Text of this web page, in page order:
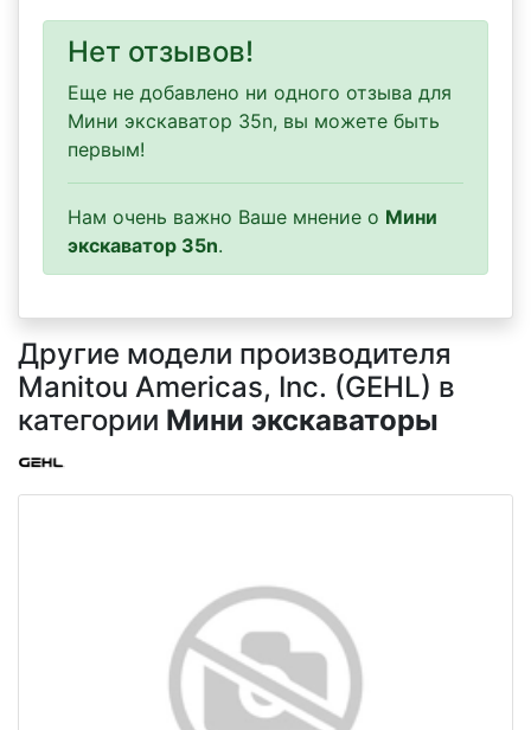
Нет отзывов!
Еще не добавлено ни одного отзыва для
Мини экскаватор 35n, вы можете быть
первым!
Нам очень важно Ваше мнение о Мини
экскаватор 35n.
Другие модели производителя
Manitou Americas, Inc. (GEHL) в
категории Мини экскаваторы